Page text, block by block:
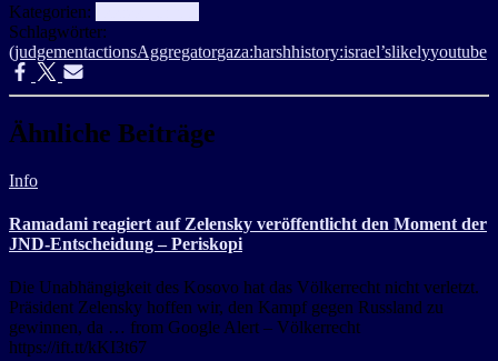
Kategorien:
Schlagwörter:
(judgementactionsAggregatorgaza:harshhistory:israel’slikelyyoutube
Ähnliche Beiträge
Info
Ramadani reagiert auf Zelensky veröffentlicht den Moment der
JND-Entscheidung – Periskopi
Die Unabhängigkeit des Kosovo hat das Völkerrecht nicht verletzt.
Präsident Zelensky hoffen wir, den Kampf gegen Russland zu
gewinnen, da … from Google Alert – Völkerrecht
https://ift.tt/kKI3t67